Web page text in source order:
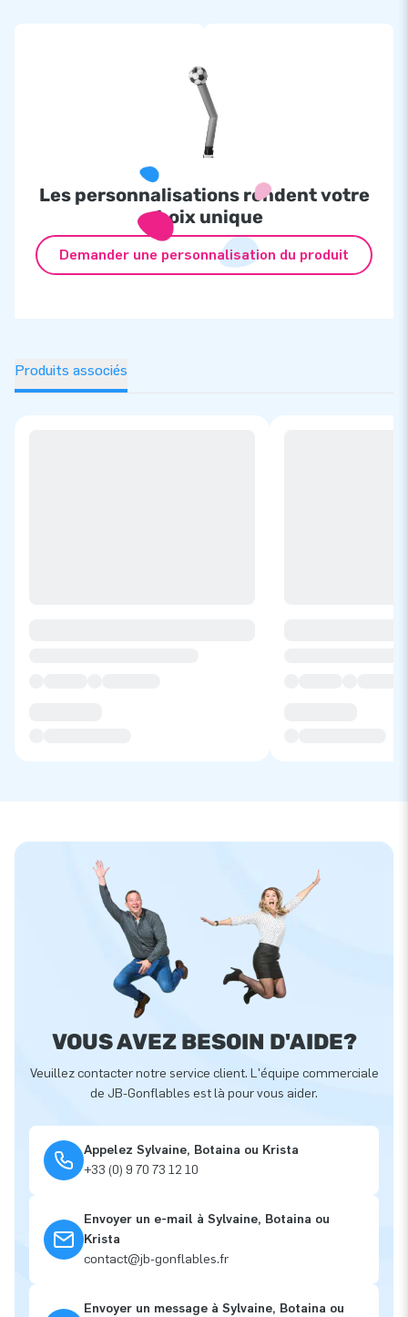
Les personnalisations rendent votre
choix unique
Demander une personnalisation du produit
Produits associés
VOUS AVEZ BESOIN D'AIDE?
Veuillez contacter notre service client. L'équipe commerciale
de JB-Gonflables est là pour vous aider.
Appelez Sylvaine, Botaina ou Krista
+33 (0) 9 70 73 12 10
Envoyer un e-mail à Sylvaine, Botaina ou
Krista
contact@jb-gonflables.fr
Envoyer un message à Sylvaine, Botaina ou